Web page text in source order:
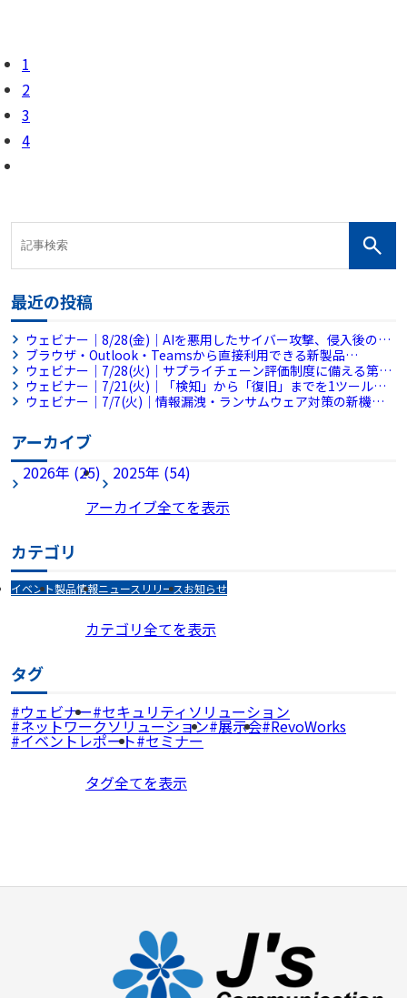
1
2
3
4
最近の投稿
ウェビナー｜8/28(金)｜AIを悪用したサイバー攻撃、侵入後の被
害拡大をどう防ぐ？～侵入後の横展開を平均38分で封じ込めるフ
ルマネージドMDRとは～
ブラウザ・Outlook・Teamsから直接利用できる新製品
「RevoWorks Sanitize Browser」「RevoWorks Sanitize
Apps」を販売開始
ウェビナー｜7/28(火)｜サプライチェーン評価制度に備える第一
歩 AIで始める社内セキュリティ規程チェック【アンコール配
信】
ウェビナー｜7/21(火)｜「検知」から「復旧」までを1ツールで
完結。情シス不足の企業を救う『MDR×バックアップ』統合ア
ウェビナー｜7/7(火)｜情報漏洩・ランサムウェア対策の新機軸
アーカイブ
2026年 (25)
2025年 (54)
アーカイブ全てを表示
カテゴリ
イベント製品情報ニュースリリースお知らせ
カテゴリ全てを表示
タグ
ウェビナー セキュリティソリューション
ネットワークソリューション 展示会 RevoWorks
イベントレポート セミナー
タグ全てを表示